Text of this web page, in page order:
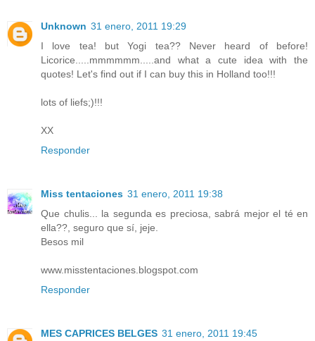
Unknown 31 enero, 2011 19:29
I love tea! but Yogi tea?? Never heard of before!
Licorice.....mmmmmm.....and what a cute idea with the
quotes! Let's find out if I can buy this in Holland too!!!
lots of liefs;)!!!
XX
Responder
Miss tentaciones 31 enero, 2011 19:38
Que chulis... la segunda es preciosa, sabrá mejor el té en
ella??, seguro que sí, jeje.
Besos mil
www.misstentaciones.blogspot.com
Responder
MES CAPRICES BELGES 31 enero, 2011 19:45